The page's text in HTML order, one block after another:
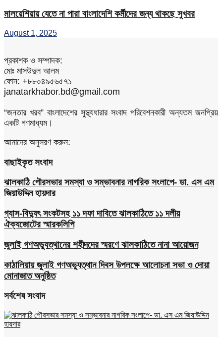
মালয়েশিয়ায় যেতে না পারা বাংলাদেশি কর্মীদের জন্য থাকছে সুখবর
August 1, 2025
প্রকাশক ও সম্পাদক:
মোঃ মাসউদুল আলম
ফোন: +৮৮০৪৯৫৬৫৭১
janatarkhabor.bd@gmail.com
“জনতার খরব” বাংলাদেশের সুস্থ্যধারার সংবাদ পরিবেশনকারী অন্যতম জনপ্রিয়
একটি গণমাধ্যম।
আমাদের অনুসরণ করুন:
বাছাইকৃত সংবাদ
ঝালকাঠি পৌরসভার সমস্যা ও সম্ভাবনার নাগরিক সংলাপে- ডা. এস এম
জিয়াউদ্দিন হায়দার
গ্যাস-বিদ্যুৎ সংকটসহ ১১ দফা দাবিতে ঝালকাঠিতে ১১ দলীয়
ঐক্যজোটের স্মারকলিপি
জুলাই গণঅভ্যুত্থানের শহীদদের স্মরণে ঝালকাঠিতে নানা আয়োজন
কাঠালিয়ায় জুলাই গণঅভ্যুত্থান দিবস উপলক্ষে আলোচনা সভা ও দোয়া
মোনাজাত অনুষ্ঠিত
সর্বশেষ সংবাদ